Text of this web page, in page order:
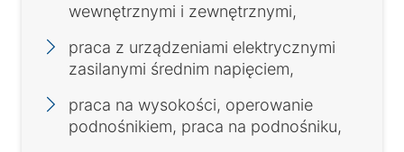
wewnętrznymi i zewnętrznymi,
praca z urządzeniami elektrycznymi
zasilanymi średnim napięciem,
praca na wysokości, operowanie
podnośnikiem, praca na podnośniku,